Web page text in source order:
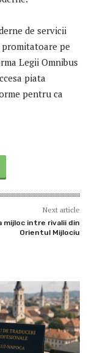
de servicii
pe
Legii Omnibus
piata
pentru ca
Next article
mijloc intre rivalii din
Orientul Mijlociu